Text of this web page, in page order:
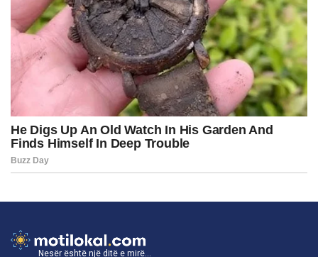
Nesër është një ditë e mirë...